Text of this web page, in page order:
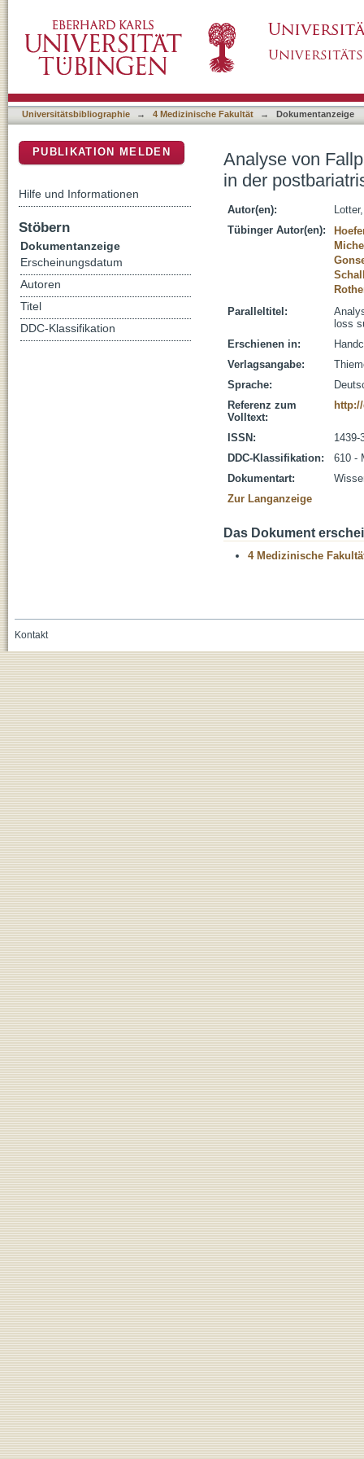
Wiederherstellungschirurgie
Universitätsbibliographie → 4 Medizinische Fakultät → Dokumentanzeige
Analyse von
in der
Autor(en):
Tübinger Autor(en):
Paralleltitel:
loss
Erschienen in:
Verlagsangabe:
Sprache:
Referenz zum
Volltext:
ISSN:
1439-
DDC-Klassifikation:
610 -
Dokumentart:
Zur Langanzeige
Das Dokument
4 Medizinische
PUBLIKATION MELDEN
Hilfe und Informationen
Stöbern
Dokumentanzeige
Erscheinungsdatum
Autoren
Titel
DDC-Klassifikation
Kontakt